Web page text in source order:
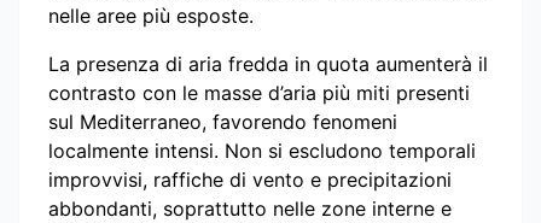
nelle aree più esposte.
La presenza di aria fredda in quota aumenterà il
contrasto con le masse d’aria più miti presenti
sul Mediterraneo, favorendo fenomeni
localmente intensi. Non si escludono temporali
improvvisi, raffiche di vento e precipitazioni
abbondanti, soprattutto nelle zone interne e